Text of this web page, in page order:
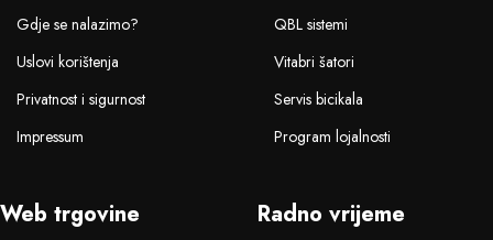
Gdje se nalazimo?
Uslovi korištenja
Privatnost i sigurnost
Impressum
QBL sistemi
Vitabri šatori
Servis bicikala
Program lojalnosti
Web trgovine Radno vrijeme